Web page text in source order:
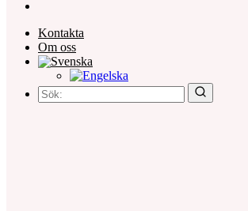
Kontakta
Om oss